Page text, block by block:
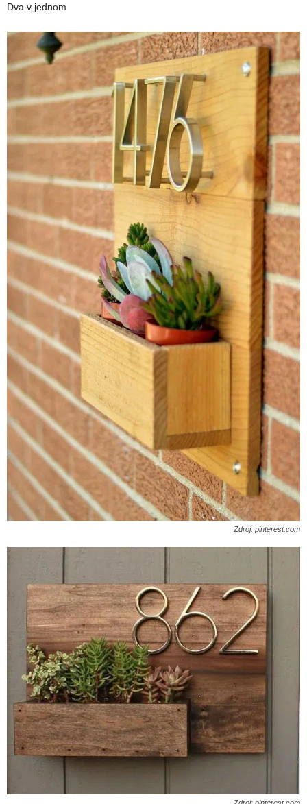
Dva v jednom
Zdroj: pinterest.com